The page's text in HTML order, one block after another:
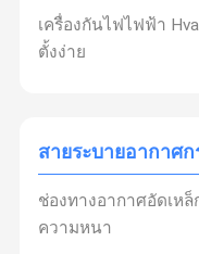
ไฟแดมเปอร์
สายระบายอากาศกระ
พัดลมออก FRP
ผลิตภัณฑ์ที่ใช้พลังแส
เครื่องกันไฟไฟฟ้า
ตั้งง่าย
สายระบายอากาศก
ช่องทางอากาศอัดเห
ความหนา
เครื่องจักร การหลอมโ
สถานที่บันเทิง และอุตส
KV-MARKครับญี่ปุ่น L-
9001:2000ด้วยนวัตกรร
อย่างรวดเร็วการระบาย
การควบคุมกลิ่น